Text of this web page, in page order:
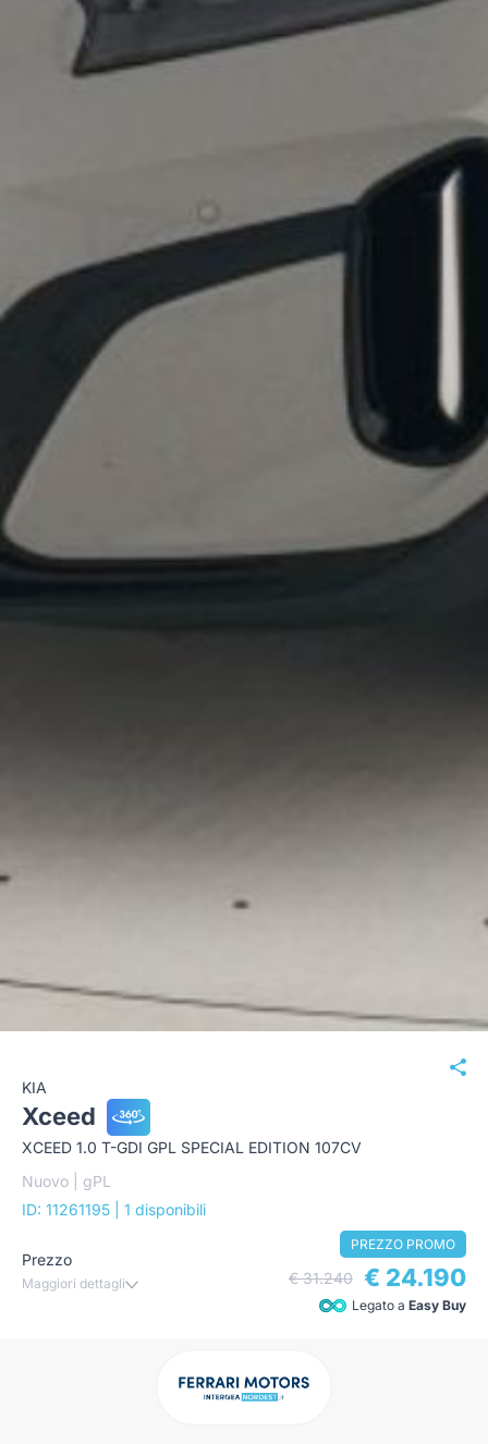
KIA
Xceed
XCEED 1.0 T-GDI GPL SPECIAL EDITION 107CV
Nuovo | gPL
ID: 11261195
| 1 disponibili
Prezzo
Maggiori dettagli
PREZZO PROMO
€ 31.240 € 24.190
Legato a Easy Buy